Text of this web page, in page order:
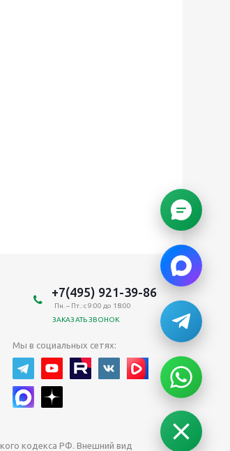
+7(495) 921-39-86
Пн. – Пт.: с 9:00 до 18:00
ЗАКАЗАТЬ ЗВОНОК
Мы в социальных сетях:
кодекса РФ. Внешний вид